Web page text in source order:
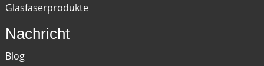
Glasfaserprodukte
Nachricht
Blog